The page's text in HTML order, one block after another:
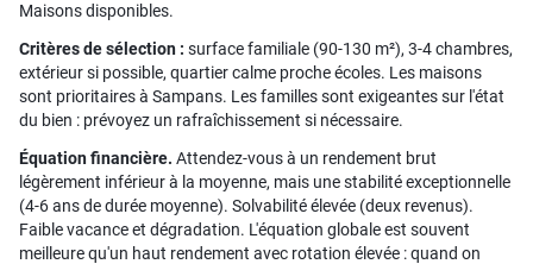
Maisons disponibles.
Critères de sélection : surface familiale (90-130 m²), 3-4 chambres,
extérieur si possible, quartier calme proche écoles. Les maisons
sont prioritaires à Sampans. Les familles sont exigeantes sur l'état
du bien : prévoyez un rafraîchissement si nécessaire.
Équation financière. Attendez-vous à un rendement brut
légèrement inférieur à la moyenne, mais une stabilité exceptionnelle
(4-6 ans de durée moyenne). Solvabilité élevée (deux revenus).
Faible vacance et dégradation. L'équation globale est souvent
meilleure qu'un haut rendement avec rotation élevée : quand on